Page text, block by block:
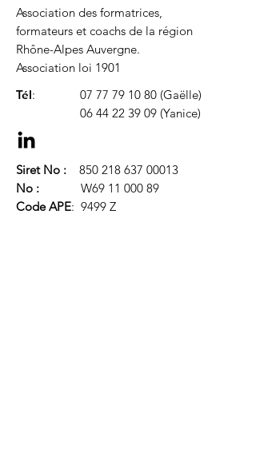
Tél: 07 77 79 10 80 (Gaëlle)
06 44 22 39 09 (Yanice)
Siret No : 850 218 637 00013
No :
W69 11 000 89
Code APE: 9499 Z
Association des formatrices,
formateurs et coachs de la région
Rhône-Alpes Auvergne.
Association loi 1901